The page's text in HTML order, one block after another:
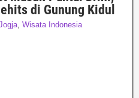
di Gunung Kidul
, Wisata Indonesia